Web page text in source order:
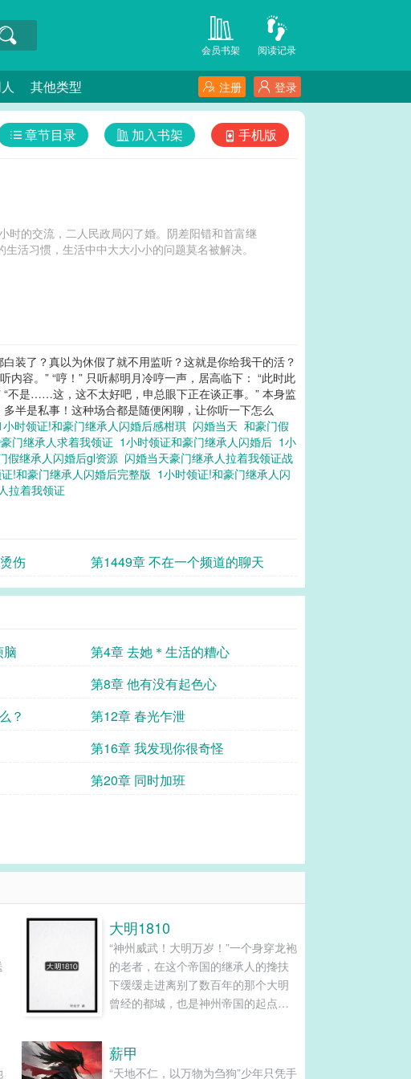
阅读记录
会员书架
其他类型 登录
注册
手机版
加入书架
章节目录
时的交流，二人民政局闪了婚。阴差阳错和首富继
活习惯，生活中中大大小小的问题莫名被解决。
装了？真以为休假了就不用监听？这就是你给我干的活？
容。” “哼！” 只听郝明月冷哼一声，居高临下： “此时此
“不是……这，这不太好吧，申总眼下正在谈正事。” 本身监
半是私事！这种场合都是随便闲聊，让你听一下怎么
小时领证!和豪门继承人闪婚后感柑琪 闪婚当天 和豪门假
门继承人求着我领证 1小时领证和豪门继承人闪婚后 1小
假继承人闪婚后gl资源 闪婚当天豪门继承人拉着我领证战
!和豪门继承人闪婚后完整版 1小时领证!和豪门继承人闪
拉着我领证
伤 第1449章 不在一个频道的聊天
脑
第4章 去她＊生活的糟心
第8章 他有没有起色心
？
第12章 春光乍泄
第16章 我发现你很奇怪
第20章 同时加班
大明1810
“神州威武！大明万岁！”一个身穿龙袍
的老者，在这个帝国的继承人的搀扶
下缓缓走进离别了数百年的那个大明
曾经的都城，也是神州帝国的起点，
父皇老了，神州的未来就交给你了”老
薪甲
“天地不仁，以万物为刍狗”少年只凭手